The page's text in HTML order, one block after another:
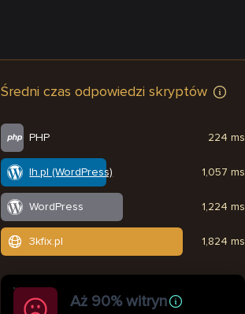
Średni czas odpowiedzi skryptów
PHP
lh.pl (WordPress)
WordPress
3kfix.pl
224 ms
1,057 ms
1,224 ms
1,824 ms
Aż 90% witryn